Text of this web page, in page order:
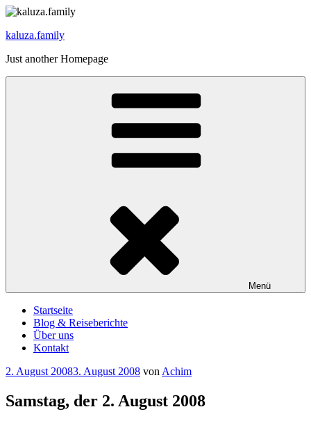
Zum
springen
kaluza.family
Just another Homepage
Menü
Startseite
Blog & Reiseberichte
Über uns
Kontakt
Veröffentlicht
2. August 20083. August 2008 von Achim
Samstag, der 2. August 2008